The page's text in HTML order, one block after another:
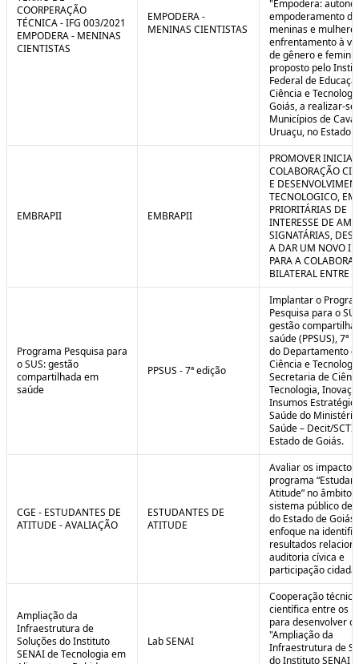
COORPERAÇÃO
TÉCNICA - IFG 003/2021
EMPODERA - MENINAS
CIENTISTAS
EMPODERA -
MENINAS CIENTISTAS
"Empodera:
empoderamento de
meninas e
enfrentamento à
de gênero e
proposto pelo
Federal de
Ciência e
Goiás, a realizar-se
Municípios de
Uruaçu, no Estado
EMBRAPII EMBRAPII
PROMOVER
COLABORAÇÃO
E
TECNOLOGICO, EM
PRIORITÁRIAS DE
INTERESSE DE
SIGNATÁRIAS,
A DAR UM NOVO
PARA A
BILATERAL ENTRE
Programa Pesquisa para
o SUS: gestão
compartilhada em
saúde
PPSUS - 7ª edição
Implantar o
Pesquisa para o
gestão
saúde (PPSUS), 7ª
do Departamento
Ciência e
Secretaria de
Tecnologia,
Insumos
Saúde do
Saúde – Decit/
Estado de Goiás.
CGE - ESTUDANTES DE
ATITUDE - AVALIAÇÃO
ESTUDANTES DE
ATITUDE
Avaliar os impactos
programa
Atitude” no âmbito
sistema público de
do Estado de
enfoque na
resultados
auditoria cívica e
participação cidadã
Ampliação da
Infraestrutura de
Soluções do Instituto
SENAI de Tecnologia em
Lab SENAI
Cooperação
científica entre os
para desenvolver o
"Ampliação da
Infraestrutura de
do Instituto SENAI